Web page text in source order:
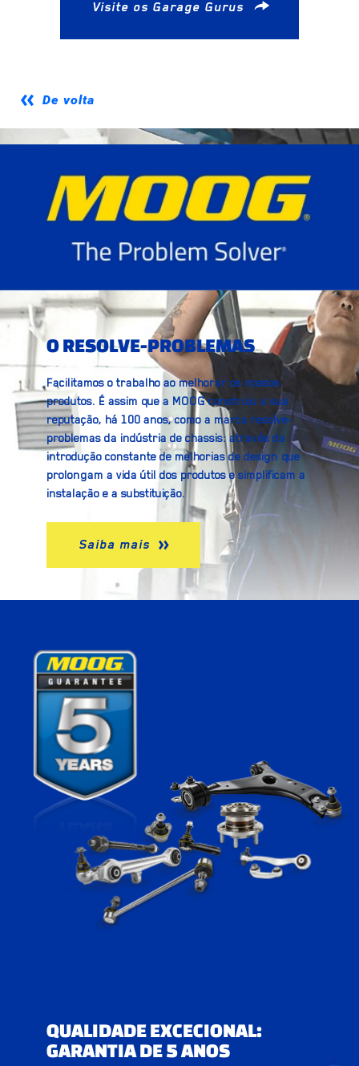
Visite os Garage Gurus
De volta
O RESOLVE-PROBLEMAS
Facilitamos o trabalho ao melhorar os nossos
produtos. É assim que a MOOG construiu a sua
reputação, há 100 anos, como a marca resolve-
problemas da indústria de chassis: através da
introdução constante de melhorias de design que
prolongam a vida útil dos produtos e simplificam a
instalação e a substituição.
Saiba mais
QUALIDADE EXCECIONAL:
GARANTIA DE 5 ANOS